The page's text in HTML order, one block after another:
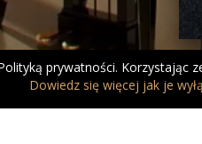
prywatności.
Dowiedz się więcej jak je